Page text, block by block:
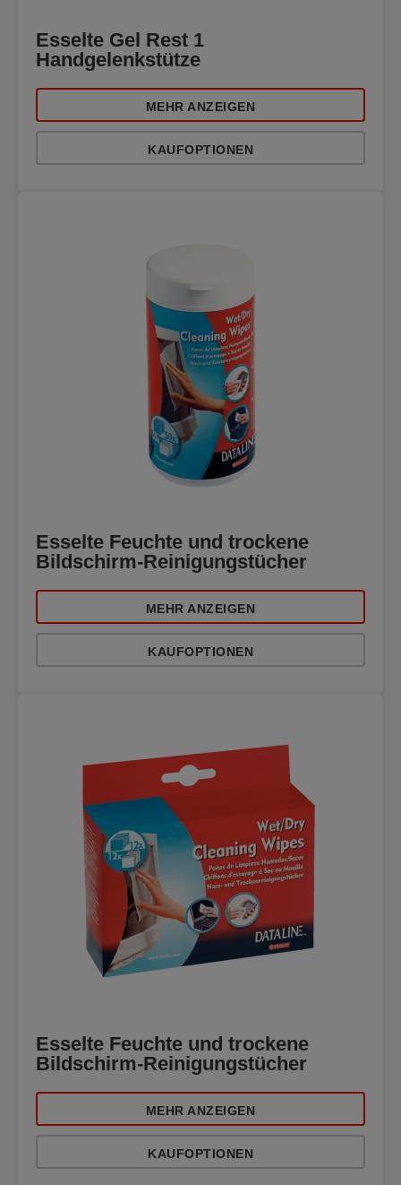
Esselte Gel Rest 1
Handgelenkstütze
MEHR ANZEIGEN
KAUFOPTIONEN
Esselte Feuchte und trockene
Bildschirm-Reinigungstücher
MEHR ANZEIGEN
KAUFOPTIONEN
Esselte Feuchte und trockene
Bildschirm-Reinigungstücher
MEHR ANZEIGEN
KAUFOPTIONEN